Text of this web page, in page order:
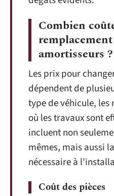
Combien
amortisseurs ?
Les prix pour
dépendent de
type de véhicule, les
où les travaux sont
incluent non
mêmes, mais aussi
nécessaire à
Coût des pièces